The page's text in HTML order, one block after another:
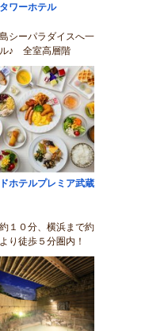
ワーホテル
シーパラダイスへ一
♪ 全室高層階
ホテルプレミア武蔵
１０分、横浜まで約
り徒歩５分圏内！